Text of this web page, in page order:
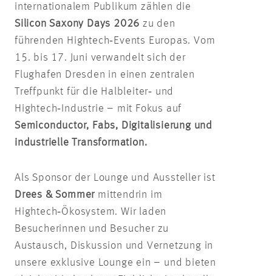
internationalem Publikum zählen die
Silicon Saxony Days 2026 zu den
führenden Hightech‑Events Europas. Vom
15. bis 17. Juni verwandelt sich der
Flughafen Dresden in einen zentralen
Treffpunkt für die Halbleiter‑ und
Hightech‑Industrie – mit Fokus auf
Semiconductor, Fabs, Digitalisierung und
industrielle Transformation.
Als Sponsor der Lounge und Aussteller ist
Drees & Sommermittendrin im
Hightech‑Ökosystem. Wir laden
Besucherinnen und Besucher zu
Austausch, Diskussion und Vernetzung in
unsere exklusive Lounge ein – und bieten